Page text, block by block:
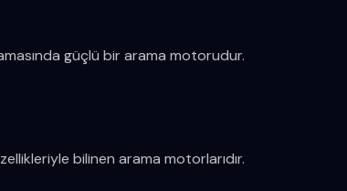
güçlü bir arama motorudur.
bilinen arama motorlarıdır.